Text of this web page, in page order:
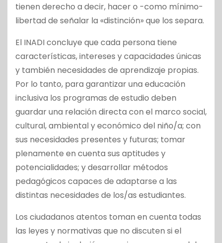
tienen derecho a decir, hacer o -como mínimo-
libertad de señalar la «distinción» que los separa.
El INADI concluye que cada persona tiene
características, intereses y capacidades únicas
y también necesidades de aprendizaje propias.
Por lo tanto, para garantizar una educación
inclusiva los programas de estudio deben
guardar una relación directa con el marco social,
cultural, ambiental y económico del niño/a; con
sus necesidades presentes y futuras; tomar
plenamente en cuenta sus aptitudes y
potencialidades; y desarrollar métodos
pedagógicos capaces de adaptarse a las
distintas necesidades de los/as estudiantes.
Los ciudadanos atentos toman en cuenta todas
las leyes y normativas que no discuten si el